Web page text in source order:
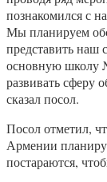
познакомился с
Мы планируем
представить наш
основную школу
развивать сферу
сказал посол.
Посол отметил,
Армении
постараются,